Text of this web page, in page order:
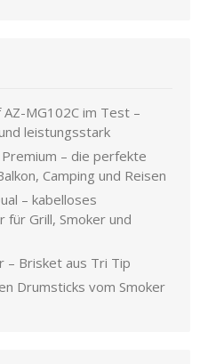
MG102C im Test –
leistungsstark
– die perfekte
Camping und Reisen
– kabelloses
für Grill, Smoker und
– Brisket aus Tri Tip
Drumsticks vom Smoker